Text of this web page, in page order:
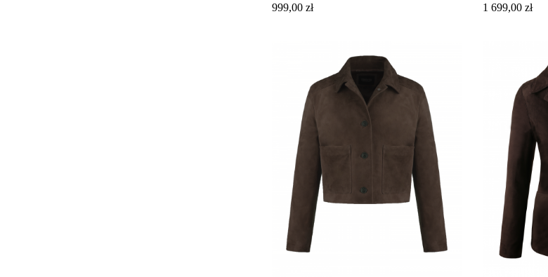
Cena
999,00 zł
Cena
1 699,00 zł